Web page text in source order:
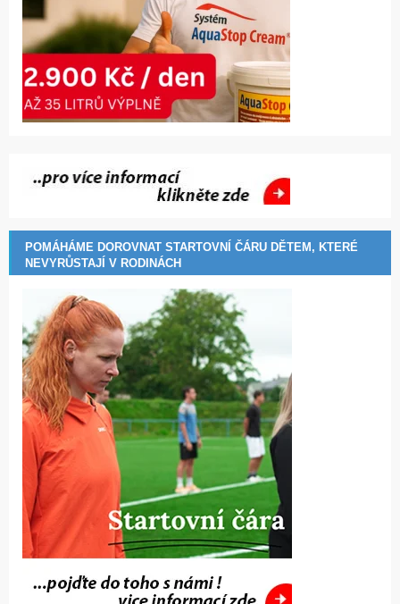
POMÁHÁME DOROVNAT STARTOVNÍ ČÁRU DĚTEM, KTERÉ
NEVYRŮSTAJÍ V RODINÁCH